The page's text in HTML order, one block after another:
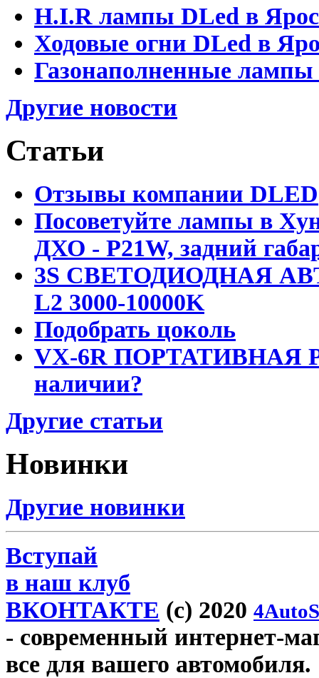
H.I.R лампы DLed в
Ходовые огни DLed в
Газонаполненные
Другие новости
Статьи
Отзывы компании DLED
Посоветуйте лампы в
ДХО - P21W, задний
3S СВЕТОДИОДНАЯ
L2 3000-10000K
Подобрать цоколь
VX-6R ПОРТАТИВНАЯ
наличии?
Другие статьи
Новинки
Другие новинки
Вступай
в наш клуб
ВКОНТАКТЕ (c) 2020
- современный интернет-
все для вашего автомобиля.